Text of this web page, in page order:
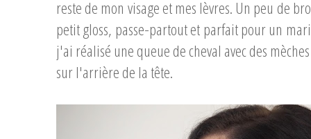
reste de mon visage et mes lèvres. Un peu de
petit gloss, passe-partout et parfait pour un
j'ai réalisé une queue de cheval avec des
sur l'arrière de la tête.